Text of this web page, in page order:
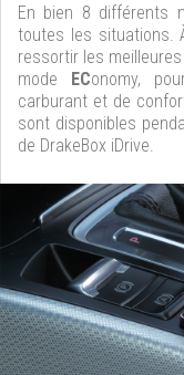
En bien 8 différents
toutes les situations.
ressortir les
mode EConomy,
carburant et de
sont disponibles
de DrakeBox iDrive.